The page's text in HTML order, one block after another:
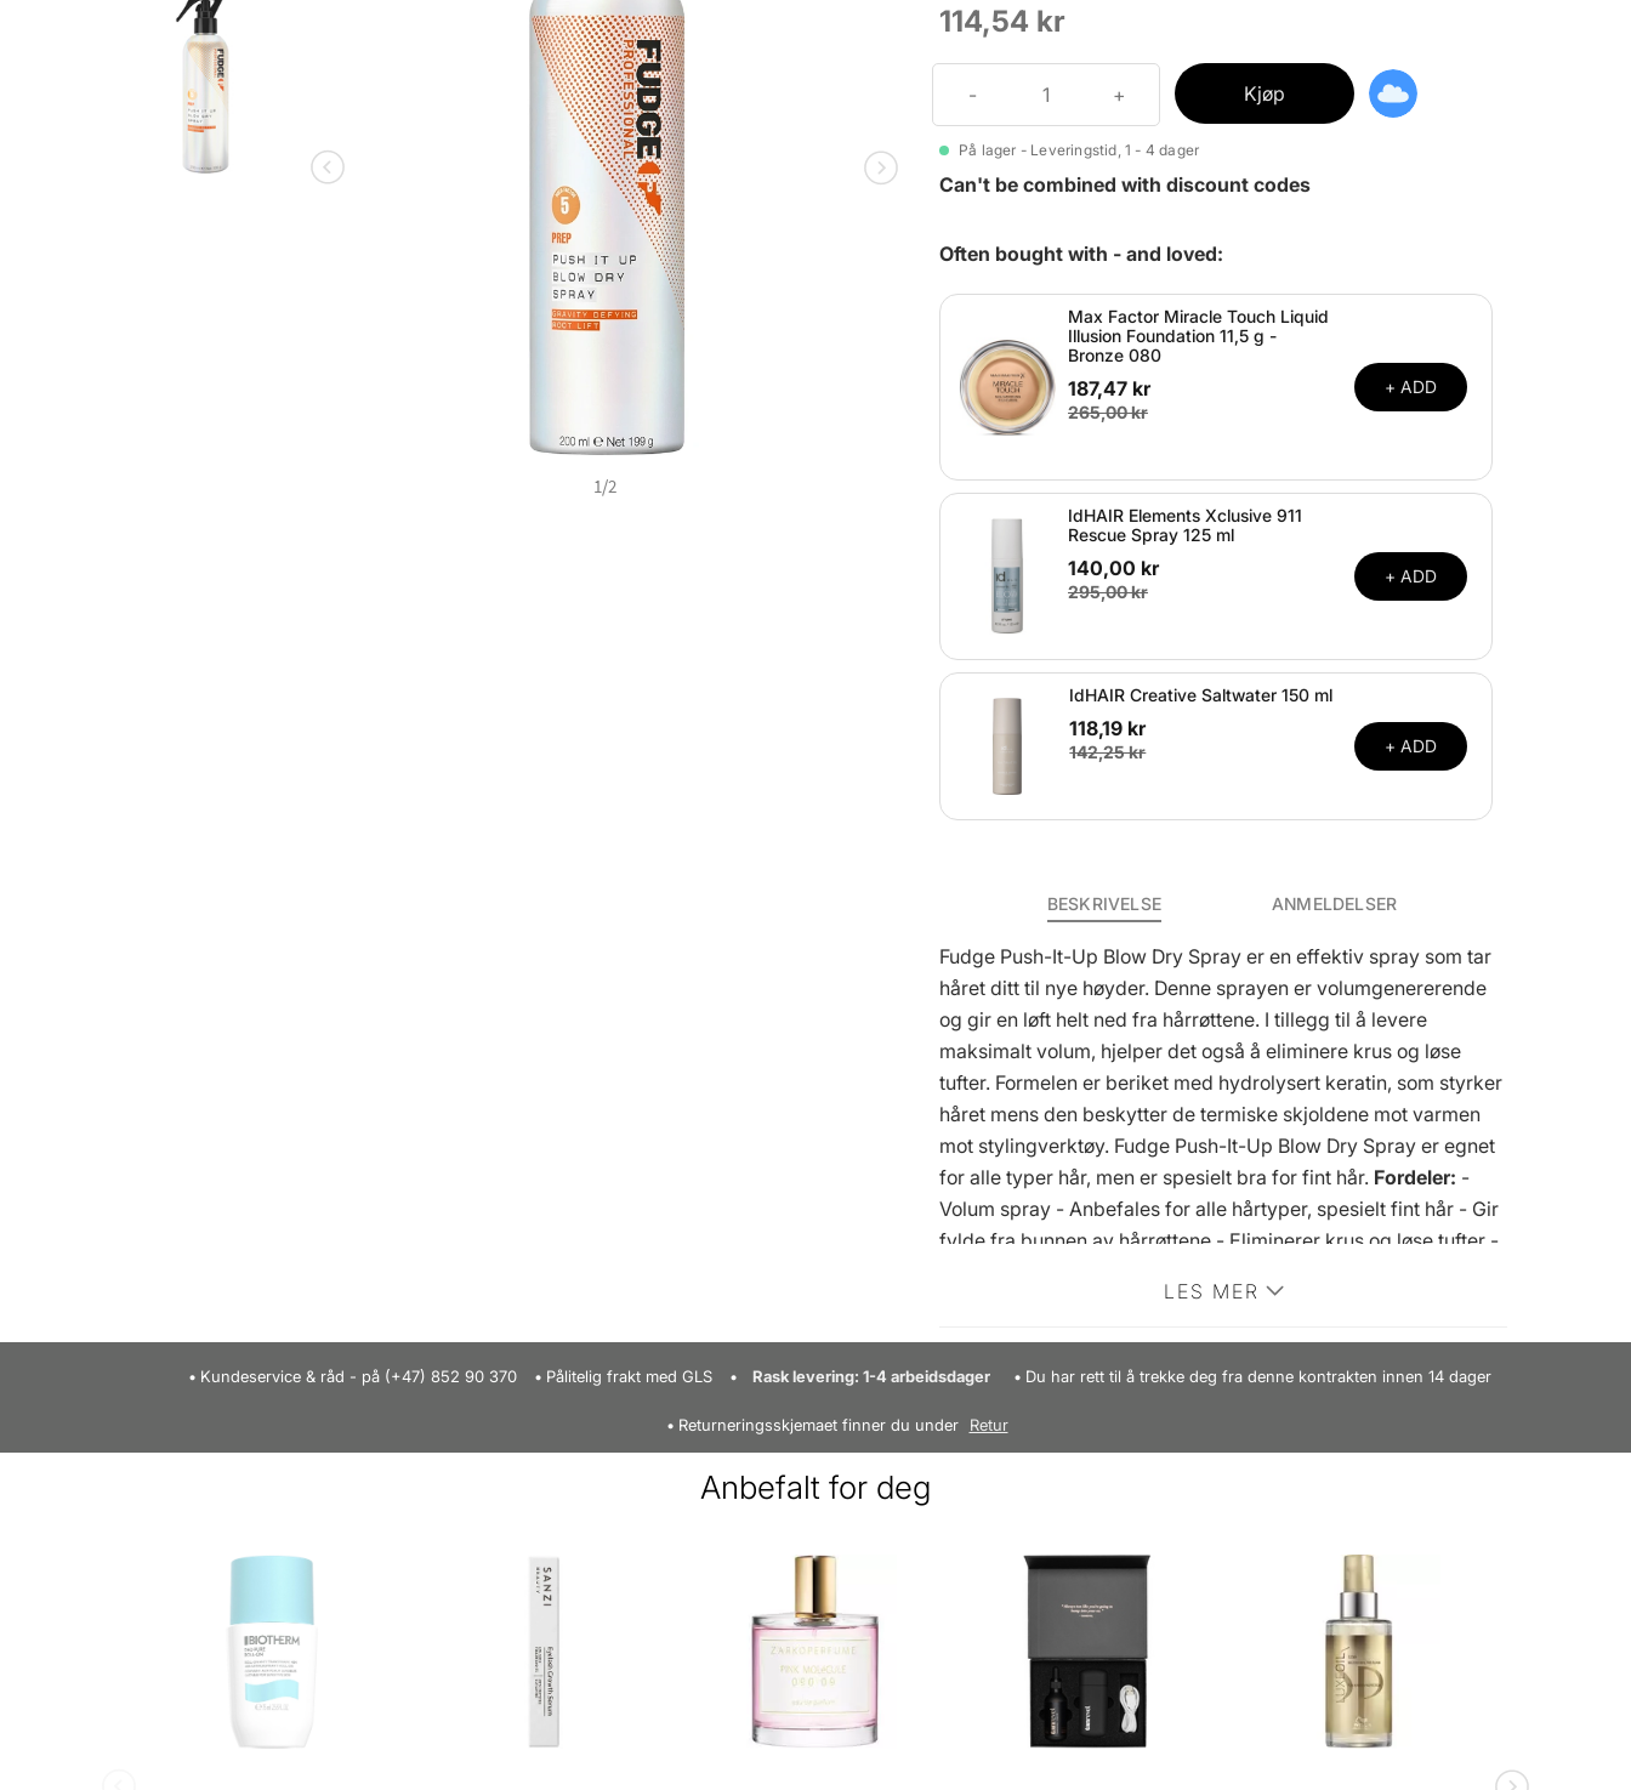
1/2
114,54 kr
Kjøp
På lager - Leveringstid, 1 - 4 dager
Can't be combined with discount codes
Often bought with - and loved:
Max Factor Miracle Touch Liquid
Illusion Foundation 11,5 g -
Bronze 080
187,47 kr
265,00 kr
+ ADD
IdHAIR Elements Xclusive 911
Rescue Spray 125 ml
140,00 kr
295,00 kr
+ ADD
IdHAIR Creative Saltwater 150 ml
118,19 kr
142,25 kr + ADD
BESKRIVELSE ANMELDELSER
Fudge Push-It-Up Blow Dry Spray er en effektiv spray som tar
håret ditt til nye høyder. Denne sprayen er volumgenererende
og gir en løft helt ned fra hårrøttene. I tillegg til å levere
maksimalt volum, hjelper det også å eliminere krus og løse
tufter. Formelen er beriket med hydrolysert keratin, som styrker
håret mens den beskytter de termiske skjoldene mot varmen
mot stylingverktøy. Fudge Push-It-Up Blow Dry Spray er egnet
for alle typer hår, men er spesielt bra for fint hår. Fordeler: -
Volum spray - Anbefales for alle hårtyper, spesielt fint hår - Gir
fylde fra bunnen av hårrøttene - Eliminerer krus og løse tufter -
:- Påfør i fuktig hår - Rist flasken
rund børste for å skape maksimal fylde
Mer fra dette merket:
LES MER
Kundeservice & råd - på (+47) 852 90 370 Pålitelig frakt med GLS Rask levering: 1-4 arbeidsdager Du har rett til å trekke deg fra denne kontrakten innen 14 dager
Returneringsskjemaet finner du under Retur
Anbefalt for deg